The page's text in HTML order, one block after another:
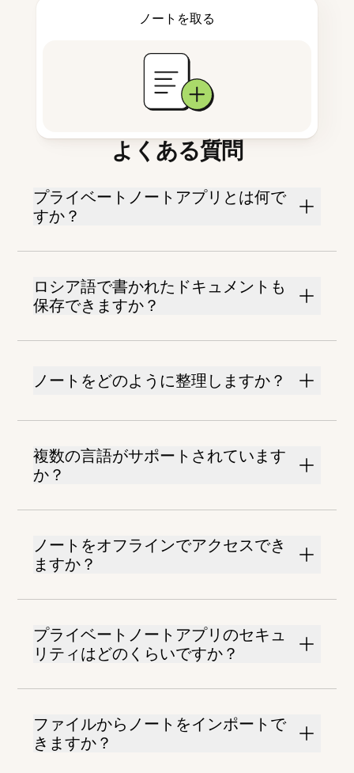
ノートを取る
よくある質問
プライベートノートアプリとは何で
すか？
ロシア語で書かれたドキュメントも
保存できますか？
ノートをどのように整理しますか？
複数の言語がサポートされています
か？
ノートをオフラインでアクセスでき
ますか？
プライベートノートアプリのセキュ
リティはどのくらいですか？
ファイルからノートをインポートで
きますか？